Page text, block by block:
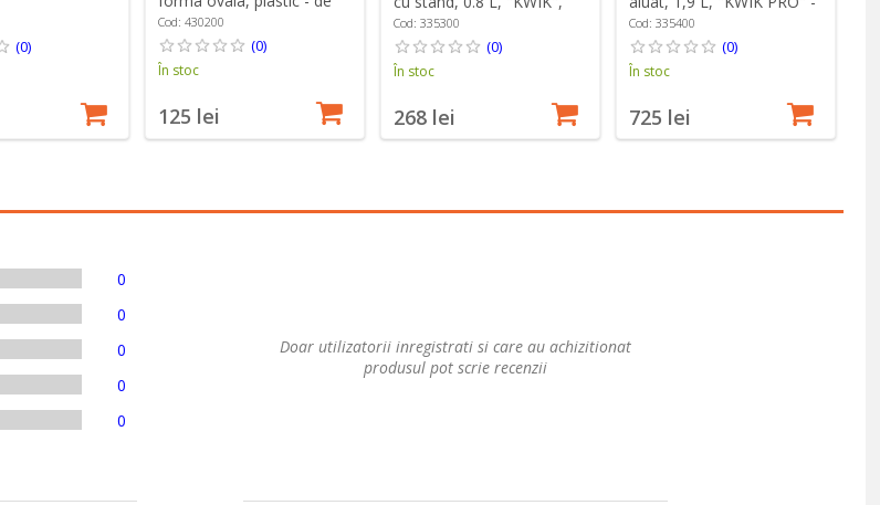
(0)
Buyer
Cod: 430200
(0)
În stoc
125 lei
Negru - de Buyer
Cod: 335300
(0)
În stoc
268 lei
de Buyer
Cod: 335400
(0)
În stoc
725 lei
0
0
0
0
0
Doar utilizatorii inregistrati si care au achizitionat
produsul pot scrie recenzii